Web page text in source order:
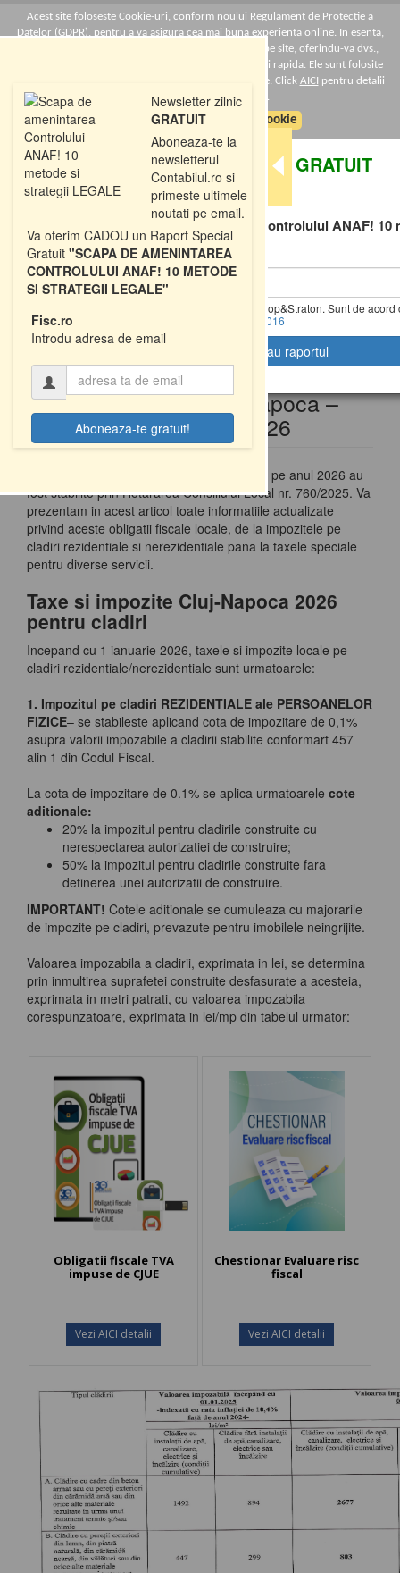
Acest site foloseste Cookie-uri, conform noului Regulament de Protectie a
Datelor (GDPR), pentru a va asigura cea mai buna experienta online. In esenta,
Cookie-urile ne ajuta sa imbunatatim continutul de pe site, oferindu-va dvs.,
cititorul, o experienta online personalizata si mult mai rapida. Ele sunt folosite
doar de site-ul nostru si partenerii nostri de incredere. Click AICI pentru detalii
despre politica de Cookie-uri.
Sunt de acord cu politica de cookie
T
g
g
i
Taxe si Impozite Cluj-Napoca –
Informatii actualizate 2026
Taxele si impozitele locale din Cluj-Napoca pe anul 2026 au
fost stabilite prin Hotararea Consiliului Local nr. 760/2025. Va
prezentam in acest articol toate informatiile actualizate
privind aceste obligatii fiscale locale, de la impozitele pe
cladiri rezidentiale si nerezidentiale pana la taxele speciale
pentru diverse servicii.
Taxe si impozite Cluj-Napoca 2026
pentru cladiri
Incepand cu 1 ianuarie 2026, taxele si impozite locale pe
cladiri rezidentiale/nerezidentiale sunt urmatoarele:
1. Impozitul pe cladiri REZIDENTIALE ale PERSOANELOR
FIZICE– se stabileste aplicand cota de impozitare de 0,1%
asupra valorii impozabile a cladirii stabilite conformart 457
alin 1 din Codul Fiscal.
La cota de impozitare de 0.1% se aplica urmatoarele cote
aditionale:
20% la impozitul pentru cladirile construite cu
nerespectarea autorizatiei de construire;
50% la impozitul pentru cladirile construite fara
detinerea unei autorizatii de construire.
IMPORTANT! Cotele aditionale se cumuleaza cu majorarile
de impozite pe cladiri, prevazute pentru imobilele neingrijite.
Valoarea impozabila a cladirii, exprimata in lei, se determina
prin inmultirea suprafetei construite desfasurate a acesteia,
exprimata in metri patrati, cu valoarea impozabila
corespunzatoare, exprimata in lei/mp din tabelul urmator:
Obligatii fiscale TVA
impuse de CJUE
Vezi AICI detalii
Chestionar Evaluare risc
fiscal
Vezi AICI detalii
Newsletter zilnic
GRATUIT
Aboneaza-te la
newsletterul
Contabilul.ro si
primeste ultimele
noutati pe email.
Va oferim CADOU un Raport Special
Gratuit "SCAPA DE AMENINTAREA
CONTROLULUI ANAF! 10 METODE
SI STRATEGII LEGALE"
Fisc.ro
Introdu adresa de email
DESCARCATI GRATUIT
Raportul Special
"Scapa de amenintarea Controlului ANAF!
LEGALE"
Da, vreau informatii despre produsele Rentrop&Straton. Sunt de
fie prelucrate conform
Regulamentul UE 679/2016